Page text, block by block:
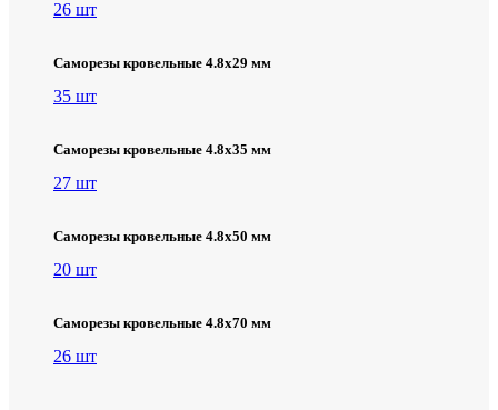
26 шт
Саморезы кровельные 4.8х29 мм
35 шт
Саморезы кровельные 4.8х35 мм
27 шт
Саморезы кровельные 4.8х50 мм
20 шт
Саморезы кровельные 4.8х70 мм
26 шт